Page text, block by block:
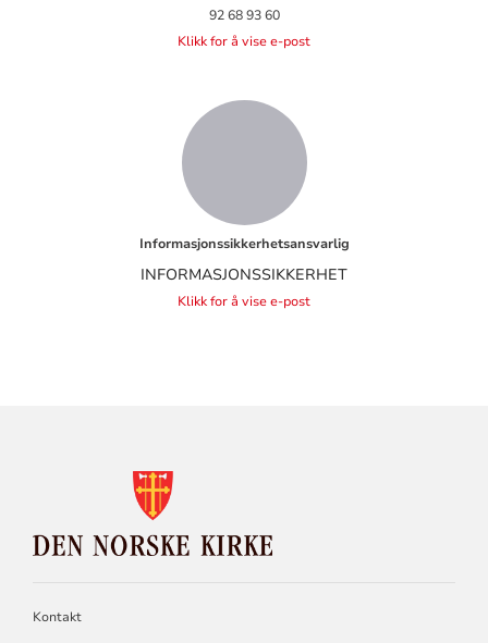
92 68 93 60
Klikk for å vise e-post
Informasjonssikkerhetsansvarlig
INFORMASJONSSIKKERHET
Klikk for å vise e-post
NORSKE
KIRKE
Kontakt